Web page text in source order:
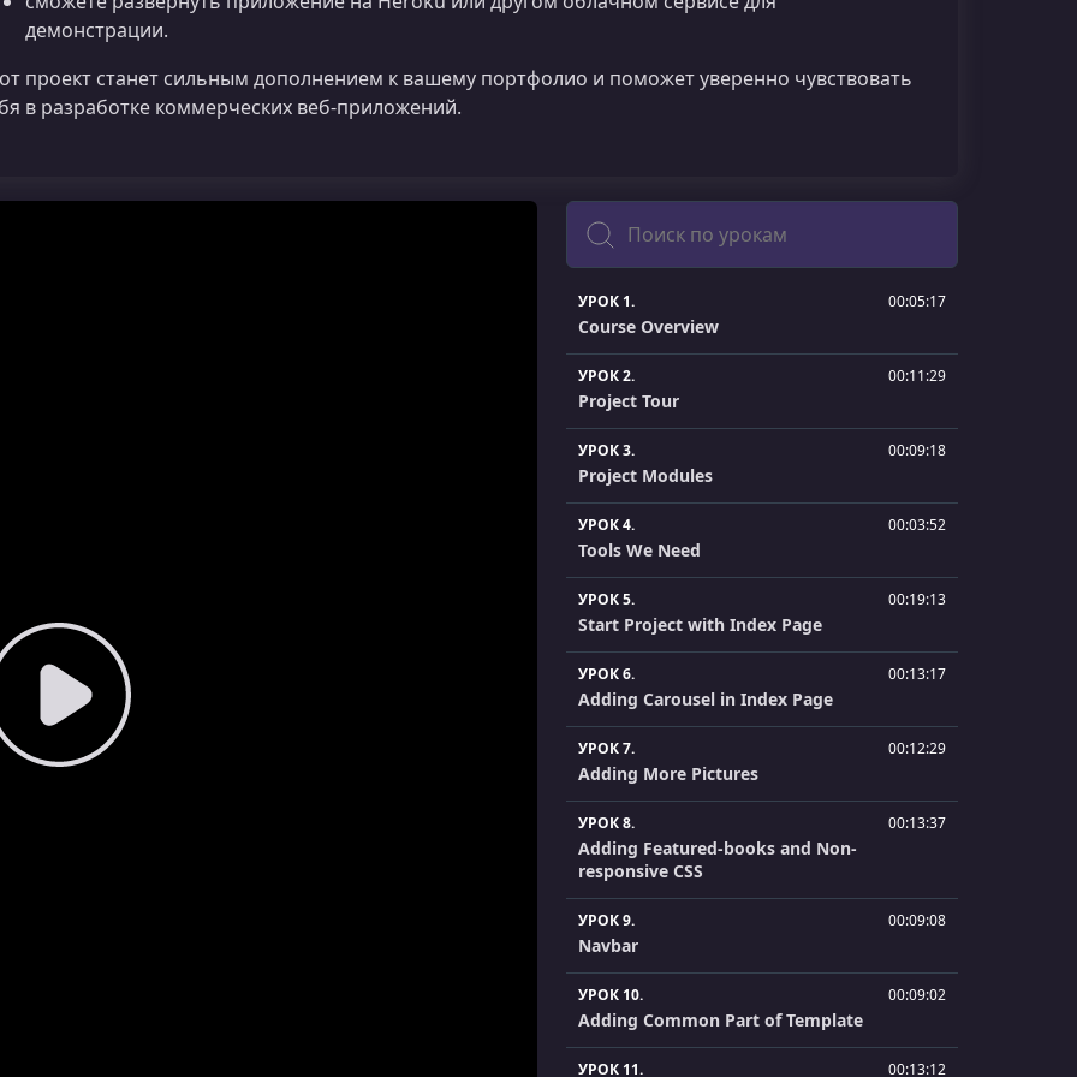
демонстрации.
проект станет сильным дополнением к вашему портфолио и поможет уверенно чувствовать
в разработке коммерческих веб-приложений.
Поиск
УРОК 1. 00:05:17
Course Overview
УРОК 2. 00:11:29
Project Tour
УРОК 3. 00:09:18
Project Modules
УРОК 4. 00:03:52
Tools We Need
УРОК 5. 00:19:13
Start Project with Index Page
УРОК 6. 00:13:17
Adding Carousel in Index Page
УРОК 7. 00:12:29
Adding More Pictures
УРОК 8. 00:13:37
Adding Featured-books and Non-
responsive CSS
УРОК 9. 00:09:08
Navbar
УРОК 10. 00:09:02
Adding Common Part of Template
УРОК 11. 00:13:12